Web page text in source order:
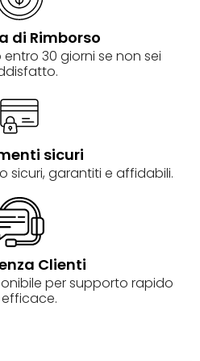
di Rimborso
30 giorni se non sei
sicuri
sicuri, garantiti e affidabili.
Clienti
per supporto rapido